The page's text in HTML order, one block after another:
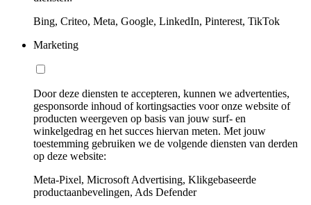
Bing, Criteo, Meta, Google, LinkedIn, Pinterest, TikTok
Marketing
Door deze diensten te accepteren, kunnen we advertenties,
gesponsorde inhoud of kortingsacties voor onze website of
producten weergeven op basis van jouw surf- en
winkelgedrag en het succes hiervan meten. Met jouw
toestemming gebruiken we de volgende diensten van derden
op deze website:
Meta-Pixel, Microsoft Advertising, Klikgebaseerde
productaanbevelingen, Ads Defender